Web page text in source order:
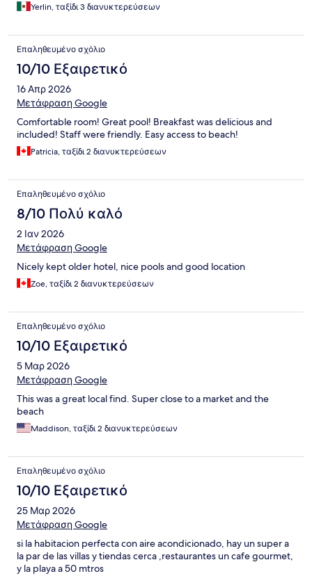
Yerlin, ταξίδι 3 διανυκτερεύσεων
Επαληθευμένο σχόλιο
10/10 Εξαιρετικό
16 Απρ 2026
Μετάφραση Google
Comfortable room! Great pool! Breakfast was delicious and
included! Staff were friendly. Easy access to beach!
Patricia, ταξίδι 2 διανυκτερεύσεων
Επαληθευμένο σχόλιο
8/10 Πολύ καλό
2 Ιαν 2026
Μετάφραση Google
Nicely kept older hotel, nice pools and good location
Zoe, ταξίδι 2 διανυκτερεύσεων
Επαληθευμένο σχόλιο
10/10 Εξαιρετικό
5 Μαρ 2026
Μετάφραση Google
This was a great local find. Super close to a market and the
beach
Maddison, ταξίδι 2 διανυκτερεύσεων
Επαληθευμένο σχόλιο
10/10 Εξαιρετικό
25 Μαρ 2026
Μετάφραση Google
si la habitacion perfecta con aire acondicionado, hay un super a
la par de las villas y tiendas cerca ,restaurantes un cafe gourmet,
y la playa a 50 mtros